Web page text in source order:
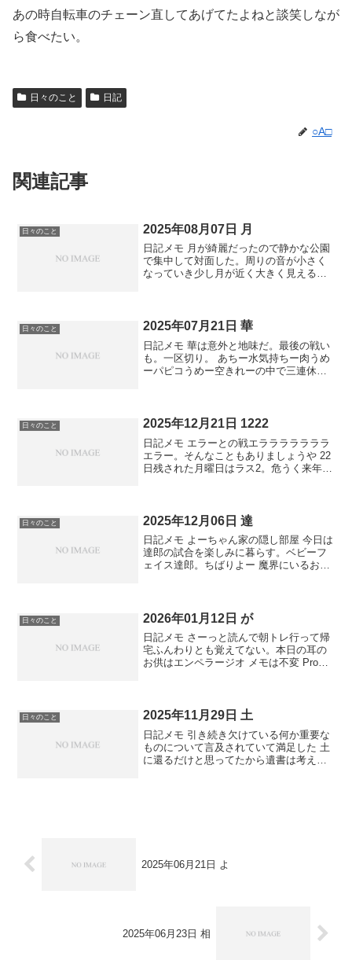
あの時自転車のチェーン直してあげてたよねと談笑しなが
ら食べたい。
日々のこと 日記
○A□
関連記事
日々のこと 2025年08月07日 月
日記メモ 月が綺麗だったので静かな公園
で集中して対面した。周りの音が小さく
なっていき少し月が近く大きく見える。
トレッチだけにする日も...
日々のこと 2025年07月21日 華
日記メモ 華は意外と地味だ。最後の戦い
も。一区切り。 あちー水気持ちー肉うめ
ーパピコうめー空きれーの中で三連休終
日々のこと 2025年12月21日 1222
日記メモ エラーとの戦エラララララララ
エラー。そんなこともありましょうや 22
日残された月曜日はラス2。危うく来年の
のほぼ確で...
日々のこと 2025年12月06日 達
日記メモ よーちゃん家の隠し部屋 今日は
達郎の試合を楽しみに暮らす。ベビーフ
ェイス達郎。ちばりよー 魔界にいるおっ
日々のこと 2026年01月12日 が
日記メモ さーっと読んで朝トレ行って帰
宅ふんわりとも覚えてない。本日の耳の
お供はエンペラージオ メモは不変 Proは
日々のこと 2025年11月29日 土
日記メモ 引き続き欠けている何か重要な
ものについて言及されていて満足した 土
に還るだけと思ってたから遺書は考えた
2025年06月21日 よ
2025年06月23日 相